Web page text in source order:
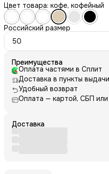
Цвет товара: кофе, кофейный
Российский размер
50
Преимущества
Оплата частями в Сплит
Доставка в пункты
Удобный возврат
Оплата — картой, СБП
Доставка